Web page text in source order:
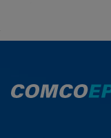
externe